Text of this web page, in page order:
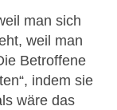
man sich
weil man
Betroffene
indem sie
wäre das